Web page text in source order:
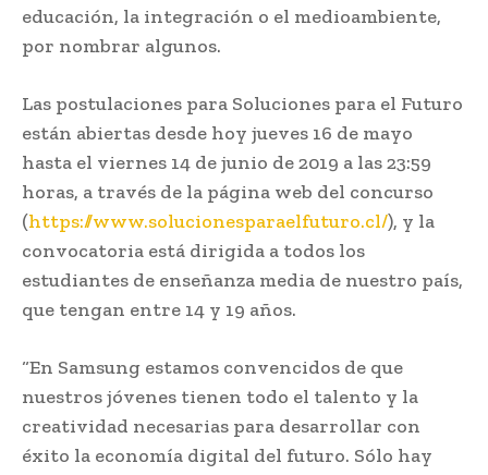
educación, la integración o el medioambiente,
por nombrar algunos.
Las postulaciones para Soluciones para el Futuro
están abiertas desde hoy jueves 16 de mayo
hasta el viernes 14 de junio de 2019 a las 23:59
horas, a través de la página web del concurso
(https://www.solucionesparaelfuturo.cl/), y la
convocatoria está dirigida a todos los
estudiantes de enseñanza media de nuestro país,
que tengan entre 14 y 19 años.
“En Samsung estamos convencidos de que
nuestros jóvenes tienen todo el talento y la
creatividad necesarias para desarrollar con
éxito la economía digital del futuro. Sólo hay